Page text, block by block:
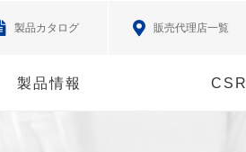
製品カタログ 販売代理店一覧
製品情報 CSR